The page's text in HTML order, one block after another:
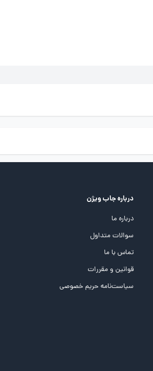
درباره جاب ویژن
درباره ما
سوالات متداول
تماس با ما
قوانین و مقررات
سیاست‌نامه حریم خصوصی